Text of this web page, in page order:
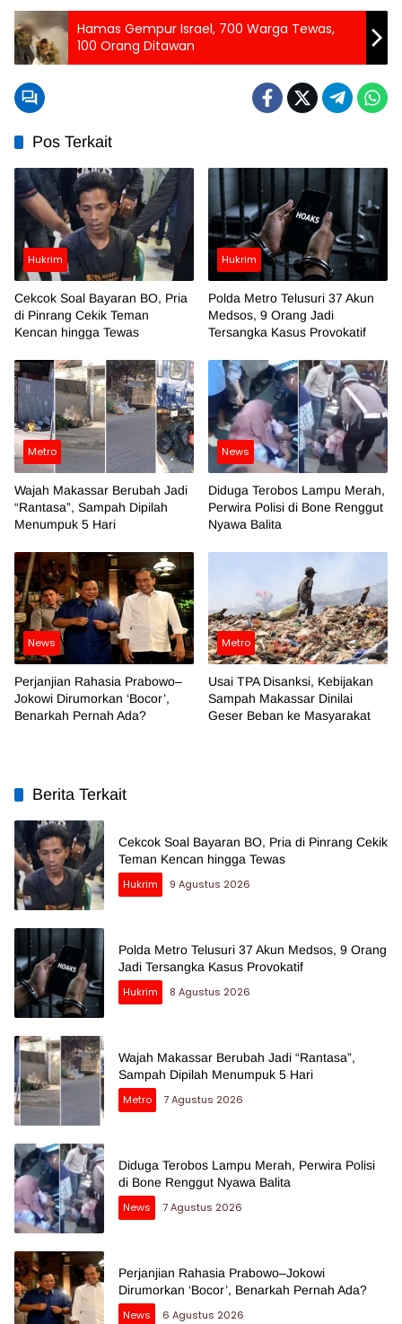
Hamas Gempur Israel, 700 Warga Tewas,
100 Orang Ditawan
Pos Terkait
Hukrim
Cekcok Soal Bayaran BO, Pria
di Pinrang Cekik Teman
Kencan hingga Tewas
Hukrim
Polda Metro Telusuri 37 Akun
Medsos, 9 Orang Jadi
Tersangka Kasus Provokatif
Metro
Wajah Makassar Berubah Jadi
“Rantasa”, Sampah Dipilah
Menumpuk 5 Hari
News
Diduga Terobos Lampu Merah,
Perwira Polisi di Bone Renggut
Nyawa Balita
News
Perjanjian Rahasia Prabowo–
Jokowi Dirumorkan ‘Bocor’,
Benarkah Pernah Ada?
Metro
Usai TPA Disanksi, Kebijakan
Sampah Makassar Dinilai
Geser Beban ke Masyarakat
Berita Terkait
Cekcok Soal Bayaran BO, Pria di Pinrang Cekik
Teman Kencan hingga Tewas
Hukrim
9 Agustus 2026
Polda Metro Telusuri 37 Akun Medsos, 9 Orang
Jadi Tersangka Kasus Provokatif
Hukrim
8 Agustus 2026
Wajah Makassar Berubah Jadi “Rantasa”,
Sampah Dipilah Menumpuk 5 Hari
Metro
7 Agustus 2026
Diduga Terobos Lampu Merah, Perwira Polisi
di Bone Renggut Nyawa Balita
News
7 Agustus 2026
Perjanjian Rahasia Prabowo–Jokowi
Dirumorkan ‘Bocor’, Benarkah Pernah Ada?
News
6 Agustus 2026